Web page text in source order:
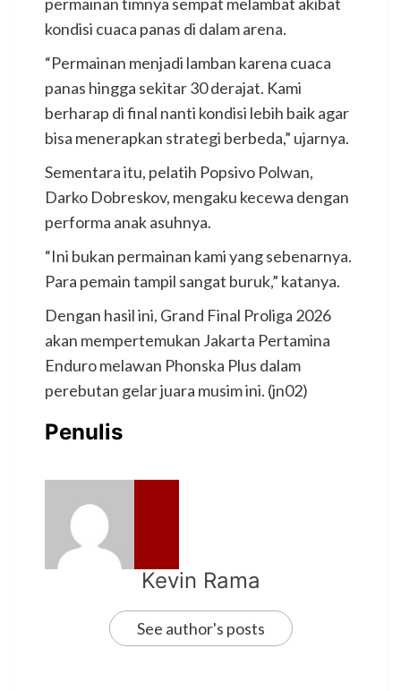
kondisi cuaca panas di dalam arena.
“Permainan menjadi lamban karena cuaca
panas hingga sekitar 30 derajat. Kami
berharap di final nanti kondisi lebih baik agar
bisa menerapkan strategi berbeda,” ujarnya.
Sementara itu, pelatih Popsivo Polwan,
Darko Dobreskov, mengaku kecewa dengan
performa anak asuhnya.
“Ini bukan permainan kami yang sebenarnya.
Para pemain tampil sangat buruk,” katanya.
Dengan hasil ini, Grand Final Proliga 2026
akan mempertemukan Jakarta Pertamina
Enduro melawan Phonska Plus dalam
perebutan gelar juara musim ini. (jn02)
Penulis
Kevin Rama
See author's posts